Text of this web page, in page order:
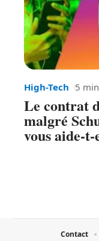
High-Tech 5
Le contrat
malgré
vous aide-t-
Contact